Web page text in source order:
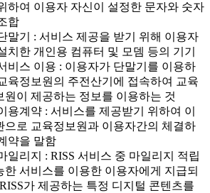
하여 이용자 자신이 설정한 문자와 숫자
합
말기 : 서비스 제공을 받기 위해 이용자
치한 개인용 컴퓨터 및 모뎀 등의 기기
비스 이용 : 이용자가 단말기를 이용하
육정보원의 주전산기에 접속하여 교육
원이 제공하는 정보를 이용하는 것
용계약 : 서비스를 제공받기 위하여 이
으로 교육정보원과 이용자간의 체결하
약을 말함
일리지 : RISS 서비스 중 마일리지 적립
한 서비스를 이용한 이용자에게 지급되
가 제공하는 특정 디지털 콘텐츠를